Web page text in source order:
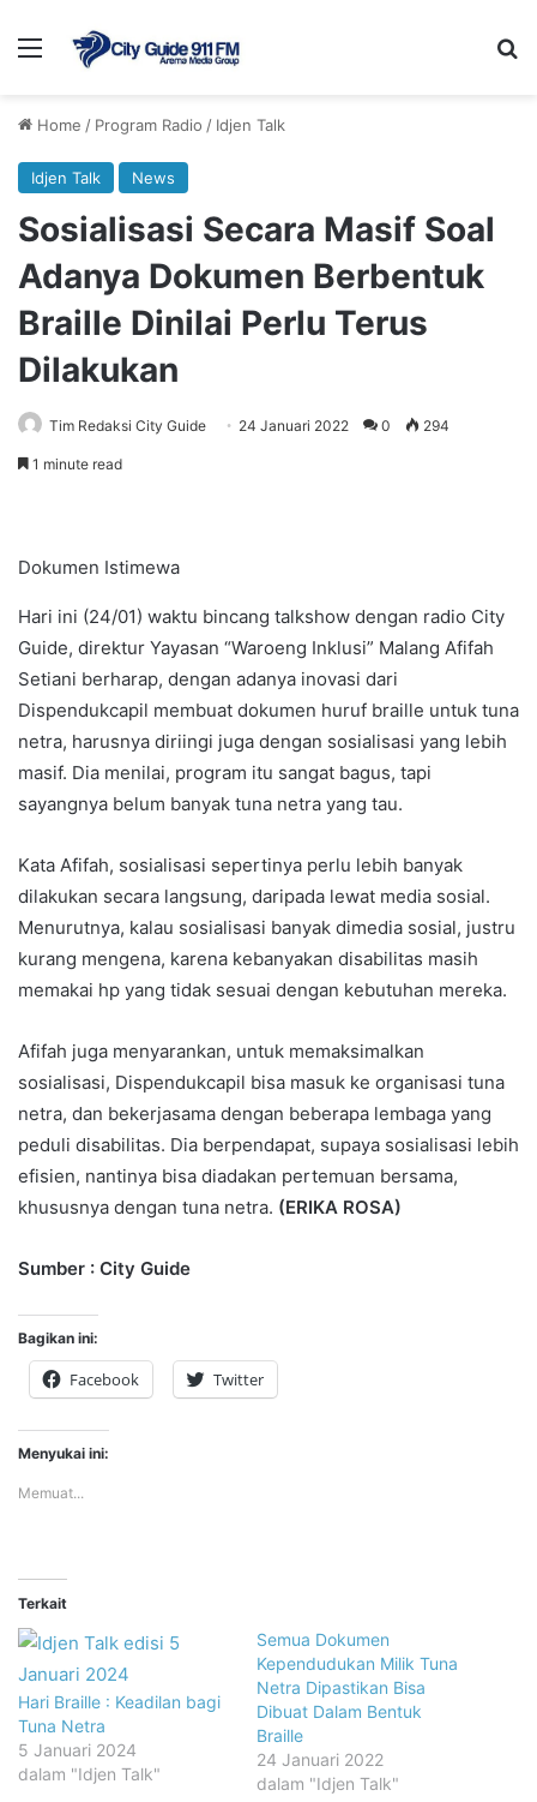
Menu
Home / Program Radio / Idjen Talk
Idjen Talk News
Sosialisasi Secara Masif Soal
Adanya Dokumen Berbentuk
Braille Dinilai Perlu Terus
Dilakukan
Tim Redaksi City Guide 24 Januari 2022 0 294
1 minute read
Dokumen Istimewa
Hari ini (24/01) waktu bincang talkshow dengan radio City
Guide, direktur Yayasan “Waroeng Inklusi” Malang Afifah
Setiani berharap, dengan adanya inovasi dari
Dispendukcapil membuat dokumen huruf braille untuk tuna
netra, harusnya diriingi juga dengan sosialisasi yang lebih
masif. Dia menilai, program itu sangat bagus, tapi
sayangnya belum banyak tuna netra yang tau.
Kata Afifah, sosialisasi sepertinya perlu lebih banyak
dilakukan secara langsung, daripada lewat media sosial.
Menurutnya, kalau sosialisasi banyak dimedia sosial, justru
kurang mengena, karena kebanyakan disabilitas masih
memakai hp yang tidak sesuai dengan kebutuhan mereka.
Afifah juga menyarankan, untuk memaksimalkan
sosialisasi, Dispendukcapil bisa masuk ke organisasi tuna
netra, dan bekerjasama dengan beberapa lembaga yang
peduli disabilitas. Dia berpendapat, supaya sosialisasi lebih
efisien, nantinya bisa diadakan pertemuan bersama,
khususnya dengan tuna netra. (ERIKA ROSA)
Sumber : City Guide
Bagikan ini:
Facebook Twitter
Menyukai ini:
Memuat...
Terkait
Hari Braille : Keadilan bagi
Tuna Netra
5 Januari 2024
dalam "Idjen Talk"
Semua Dokumen
Kependudukan Milik Tuna
Netra Dipastikan Bisa
Dibuat Dalam Bentuk
Braille
24 Januari 2022
dalam "Idjen Talk"